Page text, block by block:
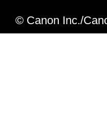
が不正に
英語版ド
© Canon Inc./